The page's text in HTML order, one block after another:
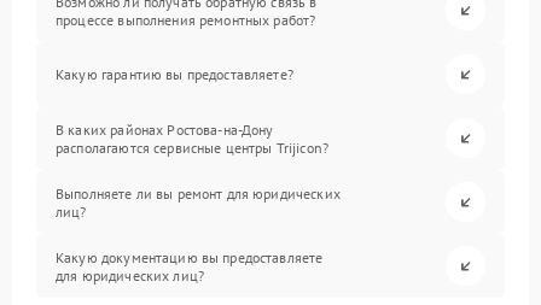
процессе выполнения ремонтных работ?
Какую гарантию вы предоставляете?
В каких районах Ростова-на-Дону
располагаются сервисные центры Trijicon?
Выполняете ли вы ремонт для юридических
лиц?
Какую документацию вы предоставляете
для юридических лиц?